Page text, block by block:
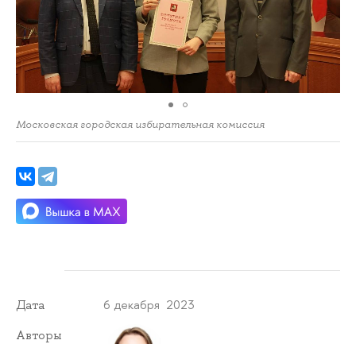
Московская городская избирательная комиссия
Дата 6 декабря 2023
Авторы